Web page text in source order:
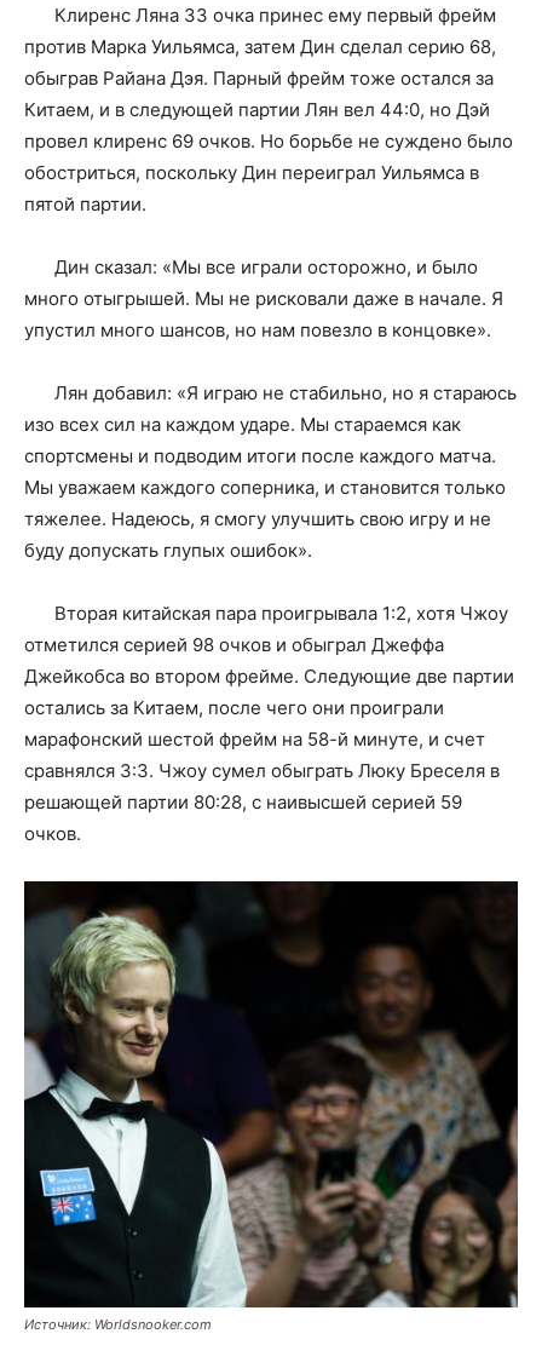
Клиренс Ляна 33 очка принес ему первый фрейм
против Марка Уильямса, затем Дин сделал серию 68,
обыграв Райана Дэя. Парный фрейм тоже остался за
Китаем, и в следующей партии Лян вел 44:0, но Дэй
провел клиренс 69 очков. Но борьбе не суждено было
обостриться, поскольку Дин переиграл Уильямса в
пятой партии.
Дин сказал: «Мы все играли осторожно, и было
много отыгрышей. Мы не рисковали даже в начале. Я
упустил много шансов, но нам повезло в концовке».
Лян добавил: «Я играю не стабильно, но я стараюсь
изо всех сил на каждом ударе. Мы стараемся как
спортсмены и подводим итоги после каждого матча.
Мы уважаем каждого соперника, и становится только
тяжелее. Надеюсь, я смогу улучшить свою игру и не
буду допускать глупых ошибок».
Вторая китайская пара проигрывала 1:2, хотя Чжоу
отметился серией 98 очков и обыграл Джеффа
Джейкобса во втором фрейме. Следующие две партии
остались за Китаем, после чего они проиграли
марафонский шестой фрейм на 58-й минуте, и счет
сравнялся 3:3. Чжоу сумел обыграть Люку Бреселя в
решающей партии 80:28, с наивысшей серией 59
очков.
Источник: Worldsnooker.com